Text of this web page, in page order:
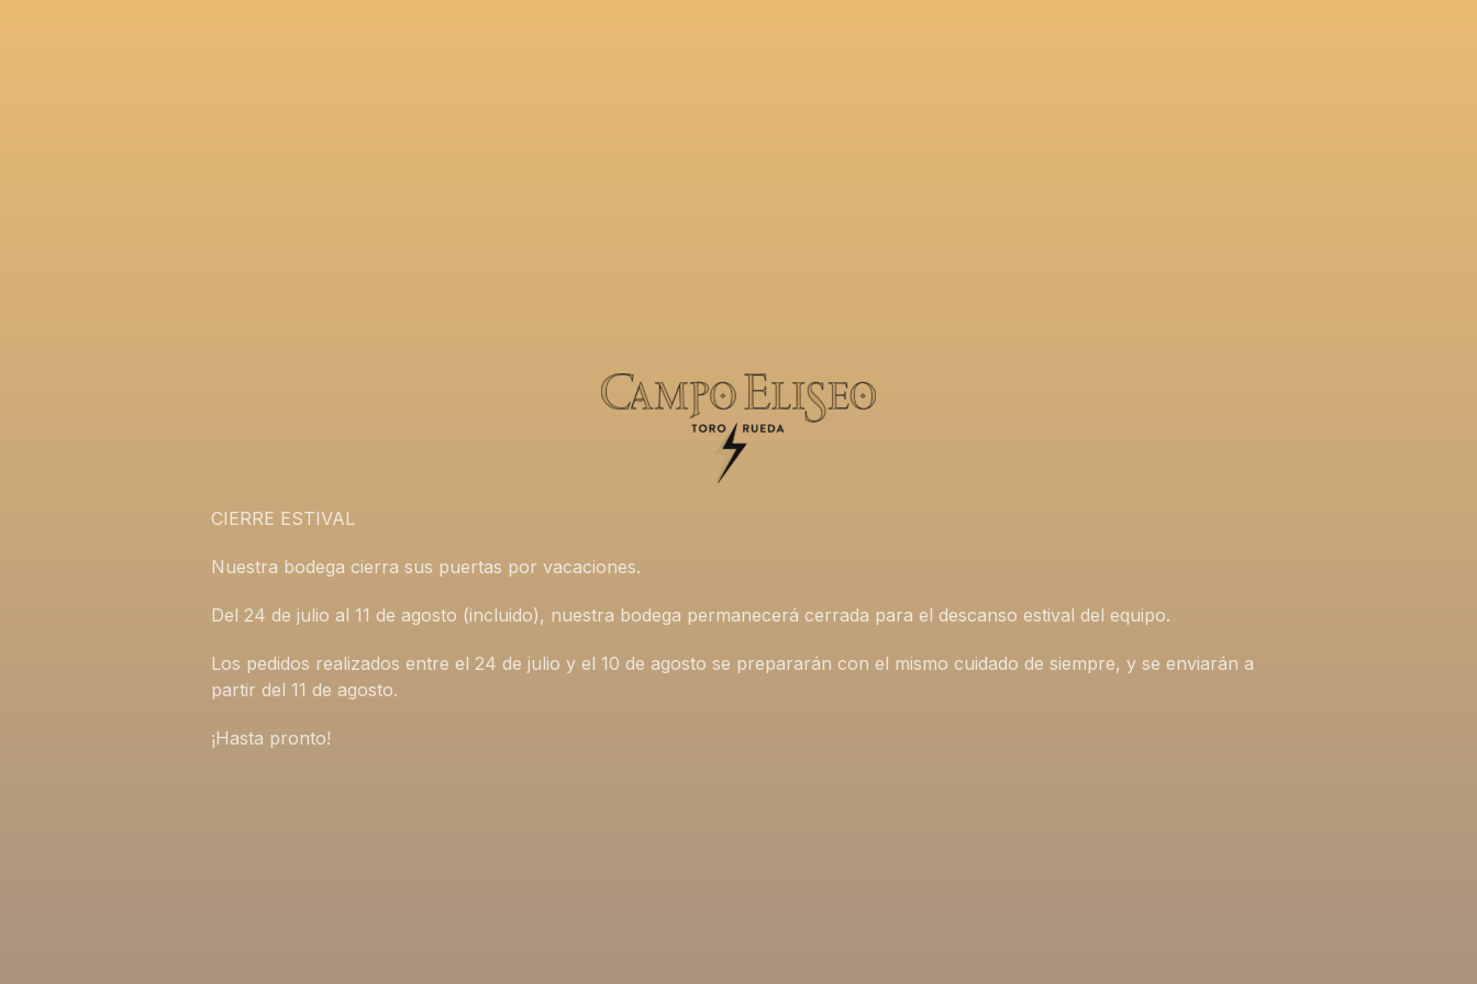
CIERRE ESTIVAL
Nuestra bodega cierra sus puertas por vacaciones.
Del 24 de julio al 11 de agosto (incluido), nuestra bodega permanecerá cerrada para el descanso estival del equipo.
Los pedidos realizados entre el 24 de julio y el 10 de agosto se prepararán con el mismo cuidado de siempre, y se enviarán a
partir del 11 de agosto.
¡Hasta pronto!